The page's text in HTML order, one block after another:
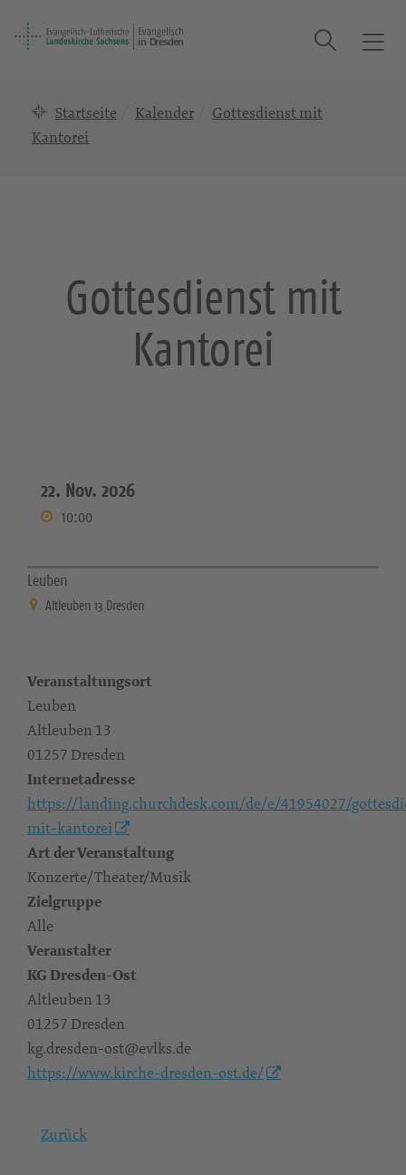
T
Suche
Startseite Kalender
Gottesdienst mit
Kantorei
Gottesdienst mit
Kantorei
22. Nov. 2026
10:00
Leuben
Altleuben 13 Dresden
Veranstaltungsort
Leuben
Altleuben 13
01257 Dresden
Internetadresse
https://landing.churchdesk.com/de/e/41954027/
mit-kantorei
Art der Veranstaltung
Konzerte/Theater/Musik
Zielgruppe
Alle
Veranstalter
KG Dresden-Ost
Altleuben 13
01257 Dresden
kg.dresden-ost@evlks.de
https://www.kirche-dresden-ost.de/
Zurück